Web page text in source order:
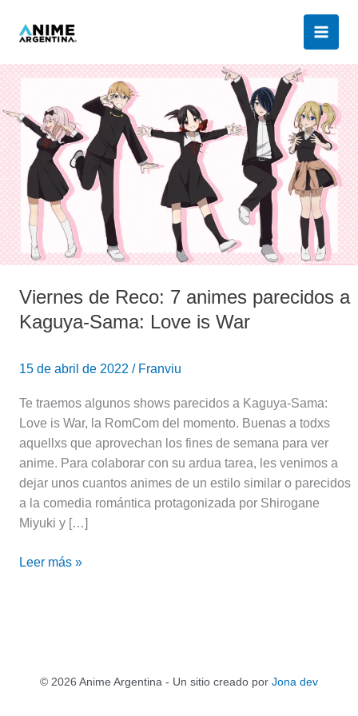
Viernes de Reco: 7 animes parecidos a
Kaguya-Sama: Love is War
15 de abril de 2022 / Franviu
Te traemos algunos shows parecidos a Kaguya-Sama:
Love is War, la RomCom del momento. Buenas a todxs
aquellxs que aprovechan los fines de semana para ver
anime. Para colaborar con su ardua tarea, les venimos a
dejar unos cuantos animes de un estilo similar o parecidos
a la comedia romántica protagonizada por Shirogane
Miyuki y […]
Viernes
de
Reco:
7
animes
parecidos
a
Kaguya-
Sama:
Love
War
Leer más »
© 2026 Anime Argentina - Un sitio creado por Jona dev